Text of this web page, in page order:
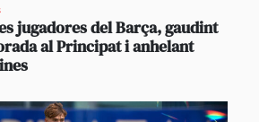
jugadores del Barça, gaudint
al Principat i anhelant